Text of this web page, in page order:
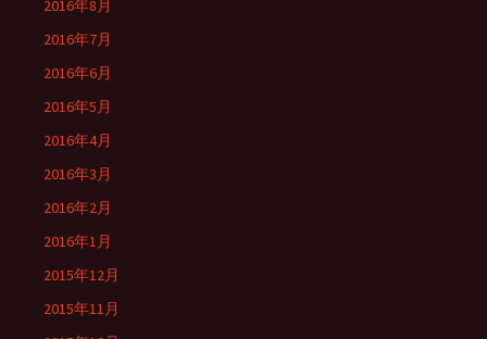
2016年8月
2016年7月
2016年6月
2016年5月
2016年4月
2016年3月
2016年2月
2016年1月
2015年12月
2015年11月